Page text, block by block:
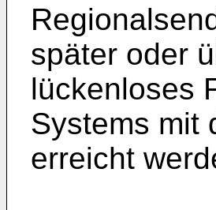
später oder
lückenloses
Systems mit
erreicht